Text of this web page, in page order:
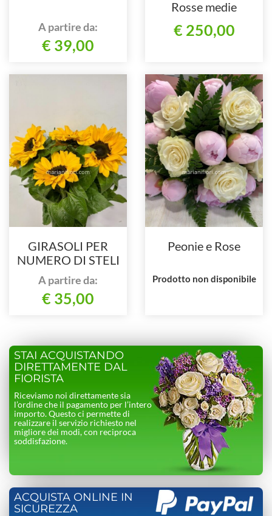
A partire da:
€ 39,00
Rosse medie
€ 250,00
GIRASOLI PER
NUMERO DI STELI
A partire da:
€ 35,00
Peonie e Rose
Prodotto non disponibile
STAI ACQUISTANDO
DIRETTAMENTE DAL
FIORISTA
Riceviamo noi direttamente sia
l’ordine che il pagamento per l’intero
importo. Questo ci permette di
realizzare il servizio richiesto nel
migliore dei modi, con reciproca
soddisfazione.
ACQUISTA ONLINE IN
SICUREZZA